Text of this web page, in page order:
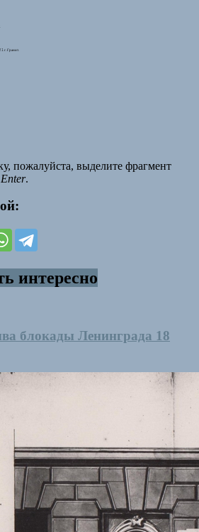
г. Гранит.
пожалуйста, выделите фрагмент
.
интересно
блокады Ленинграда 18